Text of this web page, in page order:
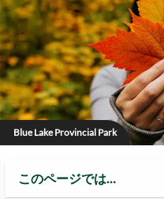
Blue Lake Provincial Park
このページでは…